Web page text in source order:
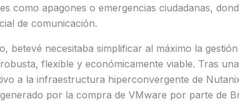
como apagones o emergencias ciudadanas,
de comunicación.
betevé necesitaba simplificar al máximo la
flexible y económicamente viable. Tras
a la infraestructura hiperconvergente de
por la compra de VMware por parte de